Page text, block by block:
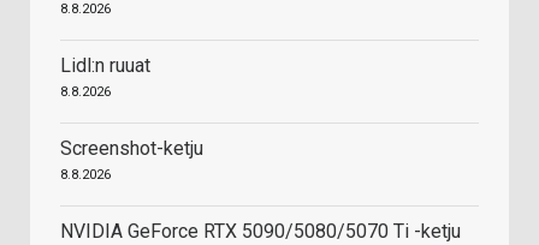
8.8.2026
Lidl:n ruuat
8.8.2026
Screenshot-ketju
8.8.2026
NVIDIA GeForce RTX 5090/5080/5070 Ti -ketju